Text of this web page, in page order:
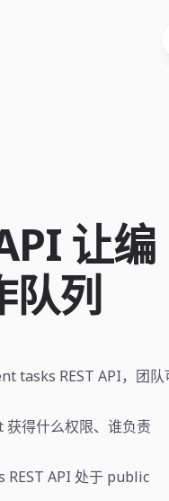
让编
队列
tasks REST API，团队
得什么权限、谁负责
API 处于 public